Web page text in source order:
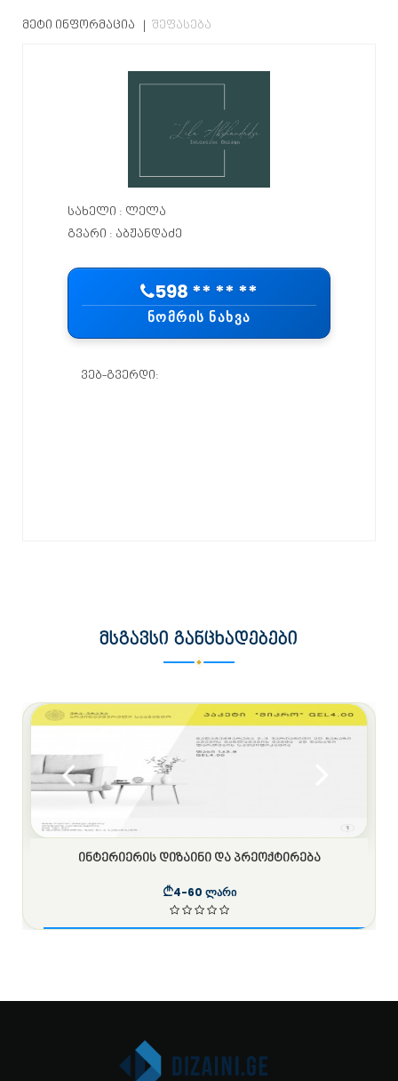
ᲛᲔᲢᲘ ᲘᲜᲤᲝᲠᲛᲐᲪᲘᲐ ᲨᲔᲤᲐᲡᲔᲑᲐ
სახელი : ლელა
გვარი : აბჟანდაძე
598 ** ** **
ᲜᲝᲛᲠᲘᲡ ᲜᲐᲮᲕᲐ
ვებ-გვერდი:
ᲛᲡᲒᲐᲕᲡᲘ ᲒᲐᲜᲪᲮᲐᲓᲔᲑᲔᲑᲘ
ᲘᲜᲢᲔᲠᲘᲔᲠᲘᲡ ᲓᲘᲖᲐᲘᲜᲘ ᲓᲐ ᲞᲠᲔᲝᲥᲢᲘᲠᲔᲑᲐ
4-60 ლარი